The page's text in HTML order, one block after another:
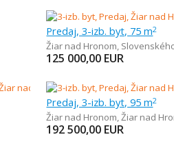
Predaj, 3-izb. byt, 75 m2
Žiar nad Hronom, Slovenského
125 000,00 EUR
Predaj, 3-izb. byt, 95 m2
Žiar nad Hronom,Žiar nad
192 500,00 EUR